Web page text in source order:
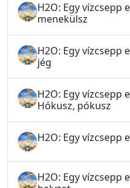
H2O: Egy vízcsepp
menekülsz
H2O: Egy vízcsepp
jég
H2O: Egy vízcsepp
Hókusz, pókusz
H2O: Egy vízcsepp
H2O: Egy vízcsepp